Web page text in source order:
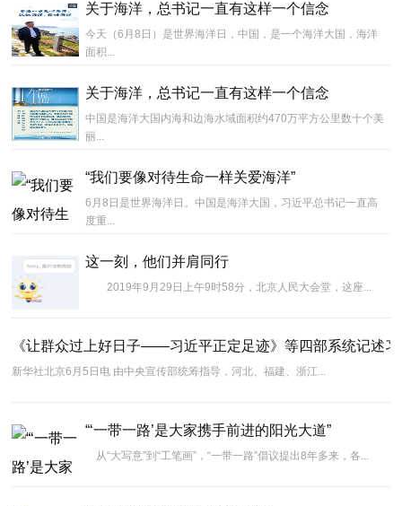
关于海洋，总书记一直有这样一个信念
今天（6月8日）是世界海洋日，中国，是一个海洋大国，海洋
面积...
关于海洋，总书记一直有这样一个信念
中国是海洋大国内海和边海水域面积约470万平方公里数十个美
丽...
“我们要像对待生命一样关爱海洋”
6月8日是世界海洋日。中国是海洋大国，习近平总书记一直高
度重...
这一刻，他们并肩同行
2019年9月29日上午9时58分，北京人民大会堂，这座...
《让群众过上好日子——习近平正定足迹》等四部系统记述
新华社北京6月5日电 由中央宣传部统筹指导，河北、福建、浙江...
“‘一带一路’是大家携手前进的阳光大道”
从“大写意”到“工笔画”，“一带一路”倡议提出8年多来，各...